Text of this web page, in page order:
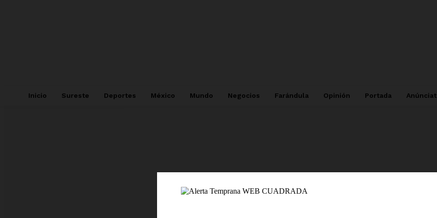
Inicio Sureste Deportes México Mundo Negocios Farándula Opinión Portada